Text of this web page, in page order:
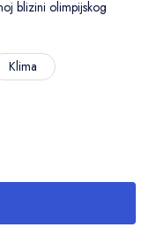
blizini olimpijskog
Klima